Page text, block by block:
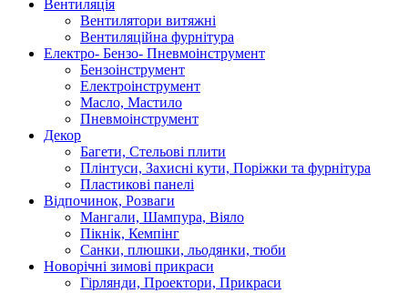
Вентиляція
Вентилятори витяжні
Вентиляційна фурнітура
Електро- Бензо- Пневмоінструмент
Бензоінструмент
Електроінструмент
Масло, Мастило
Пневмоінструмент
Декор
Багети, Стельові плити
Плінтуси, Захисні кути, Поріжки та фурнітура
Пластикові панелі
Відпочинок, Розваги
Мангали, Шампура, Віяло
Пікнік, Кемпінг
Санки, плюшки, льодянки, тюби
Новорічні зимові прикраси
Гірлянди, Проектори, Прикраси